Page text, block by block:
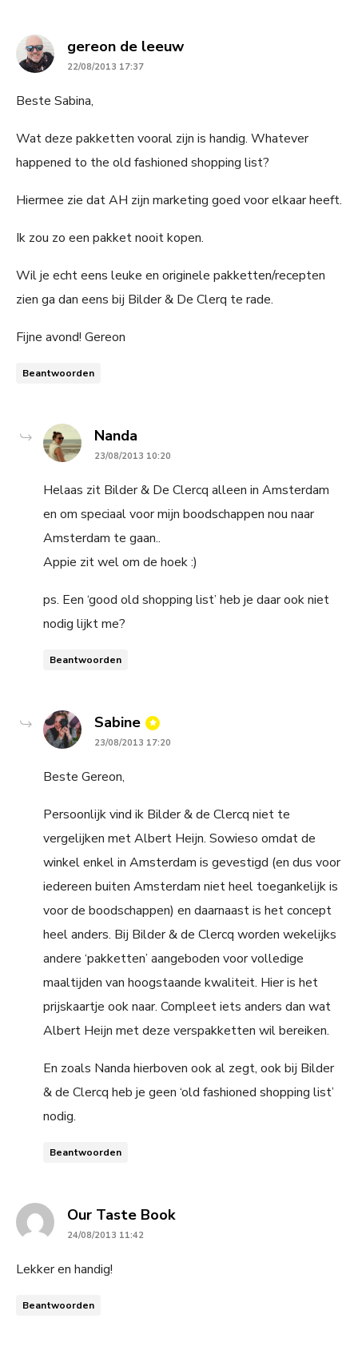
gereon de leeuwsays:
22/08/2013 17:37
Beste Sabina,
Wat deze pakketten vooral zijn is handig. Whatever
happened to the old fashioned shopping list?
Hiermee zie dat AH zijn marketing goed voor elkaar heeft.
Ik zou zo een pakket nooit kopen.
Wil je echt eens leuke en originele pakketten/recepten
zien ga dan eens bij Bilder & De Clerq te rade.
Fijne avond! Gereon
Beantwoorden
Nanda
23/08/2013 10:20
Helaas zit Bilder & De Clercq alleen in Amsterdam
en om speciaal voor mijn boodschappen nou naar
Amsterdam te gaan..
Appie zit wel om de hoek :)
ps. Een ‘good old shopping list’ heb je daar ook niet
nodig lijkt me?
Beantwoorden
Sabine says:
23/08/2013 17:20
Beste Gereon,
Persoonlijk vind ik Bilder & de Clercq niet te
vergelijken met Albert Heijn. Sowieso omdat de
winkel enkel in Amsterdam is gevestigd (en dus voor
iedereen buiten Amsterdam niet heel toegankelijk is
voor de boodschappen) en daarnaast is het concept
heel anders. Bij Bilder & de Clercq worden wekelijks
andere ‘pakketten’ aangeboden voor volledige
maaltijden van hoogstaande kwaliteit. Hier is het
prijskaartje ook naar. Compleet iets anders dan wat
Albert Heijn met deze verspakketten wil bereiken.
En zoals Nanda hierboven ook al zegt, ook bij Bilder
& de Clercq heb je geen ‘old fashioned shopping list’
nodig.
Beantwoorden
Our Taste Booksays:
24/08/2013 11:42
Lekker en handig!
Beantwoorden